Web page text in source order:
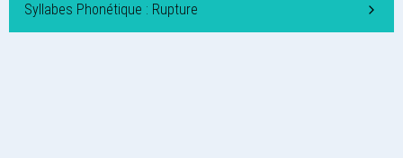
Syllabes Phonétique : Rupture